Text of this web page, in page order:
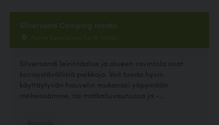
Silversand Camping Hanko
Aarne Karjalaisen Tie 15, Hanko
Silversandi leirintäalue ja alueen ravintola ovat
koiraystävällisiä paikkoja. Voit tuoda hyvin
käyttäytyvän hauvelin mukanasi yöpymään
mökeissämme, tai matkailuvaunussa ja -...